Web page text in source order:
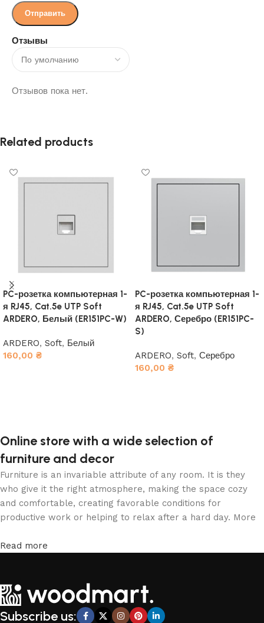
Отзывы
Отзывов пока нет.
Related products
PC-розетка компьютерная 1-
я RJ45, Cat.5e UTP Soft
ARDERO, Белый (ER151PC-W)
ARDERO, Soft, Белый
160,00 ₴
PC-розетка компьютерная 1-
я RJ45, Cat.5e UTP Soft
ARDERO, Серебро (ER151PC-
S)
ARDERO, Soft, Серебро
160,00 ₴
Online store with a wide selection of
furniture and decor
Furniture is an invariable attribute of any room. It is they
who give it the right atmosphere, making the space cozy
and comfortable, creating favorable conditions for
productive work or helping to relax after a hard day. More
online store, when you can sit down at the computer in your
of furniture: both home and office furniture are available.
Furniture production is a modern form of art
Furniture manufacturers, as well as manufacturers of other
Read more
Subscribe us: